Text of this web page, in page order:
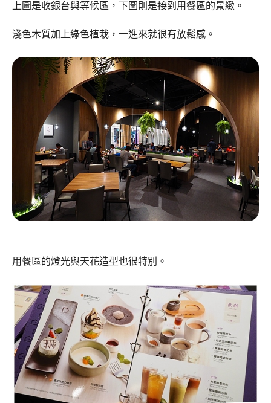
上圖是收銀台與等候區，下圖則是接到用餐區的景緻。
淺色木質加上綠色植栽，一進來就很有放鬆感。
用餐區的燈光與天花造型也很特別。